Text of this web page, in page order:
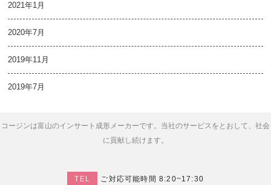
2021年1月
2020年7月
2019年11月
2019年7月
コージンは富山のインサート成形メーカーです。当社のサービスをとおして、社会
に貢献し続けます。
TEL ご対応可能時間 8:20~17:30